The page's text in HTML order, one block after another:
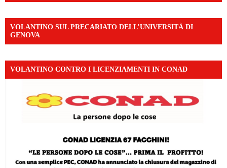
VOLANTINO SUL PRECARIATO DELL’UNIVERSITÀ DI
GENOVA
VOLANTINO CONTRO I LICENZIAMENTI IN CONAD